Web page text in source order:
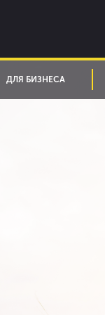
ДЛЯ БИЗНЕСА